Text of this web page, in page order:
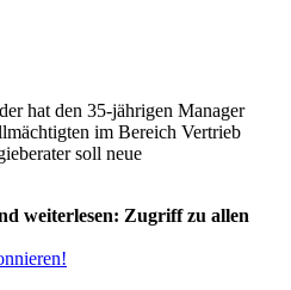
hat den 35-jährigen Manager
im Bereich Vertrieb
soll neue
weiterlesen: Zugriff zu allen